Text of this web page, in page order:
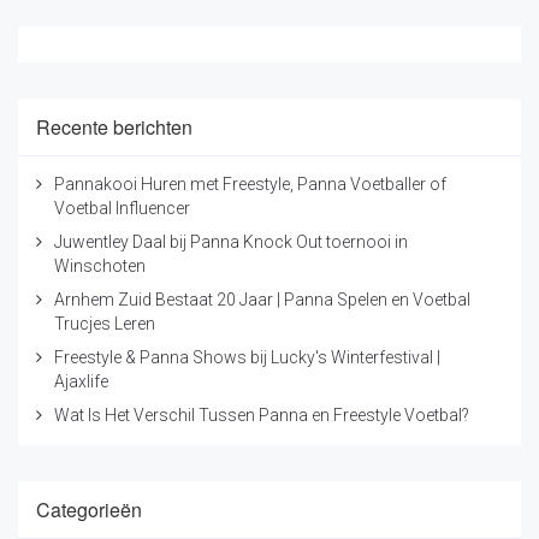
Recente berichten
Pannakooi Huren met Freestyle, Panna Voetballer of
Voetbal Influencer
Juwentley Daal bij Panna Knock Out toernooi in
Winschoten
Arnhem Zuid Bestaat 20 Jaar | Panna Spelen en Voetbal
Trucjes Leren
Freestyle & Panna Shows bij Lucky's Winterfestival |
Ajaxlife
Wat Is Het Verschil Tussen Panna en Freestyle Voetbal?
Categorieën